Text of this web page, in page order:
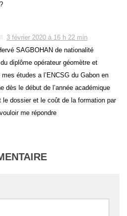
3 février 2020 à 16 h 22 min
SAGBOHAN de nationalité
diplôme opérateur géomètre et
mes études a l’ENCSG du Gabon en
dès le début de l’année académique
le dossier et le coût de la formation par
me répondre